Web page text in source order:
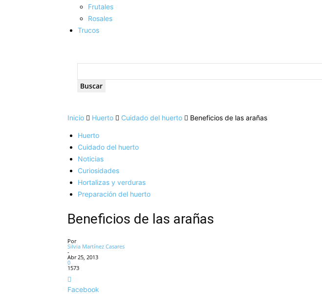
Frutales
Rosales
Trucos
Inicio Huerto Cuidado del huerto Beneficios de las arañas
Huerto
Cuidado del huerto
Noticias
Curiosidades
Hortalizas y verduras
Preparación del huerto
Beneficios de las arañas
Por
Silvia Martínez Casares
-
Abr 25, 2013
0
1573
Facebook